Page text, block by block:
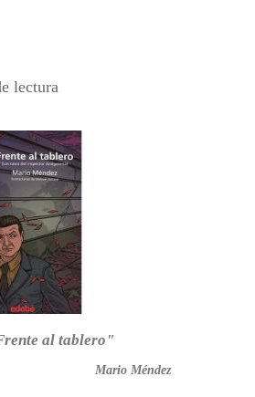
lectura
al tablero"
Mario Méndez